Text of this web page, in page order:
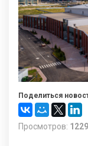
Поделиться
Просмотров: 1229